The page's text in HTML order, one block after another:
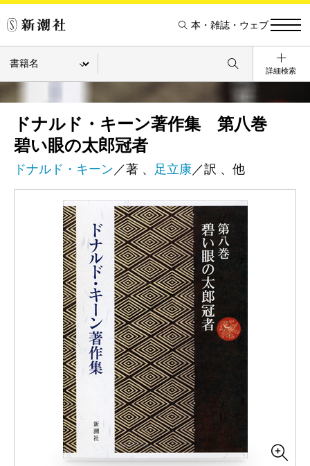
本・雑誌・ウェブ
詳細検索
ドナルド・キーン著作集 第八巻
碧い眼の太郎冠者
ドナルド・キーン ／著 、 足立康／訳 、他